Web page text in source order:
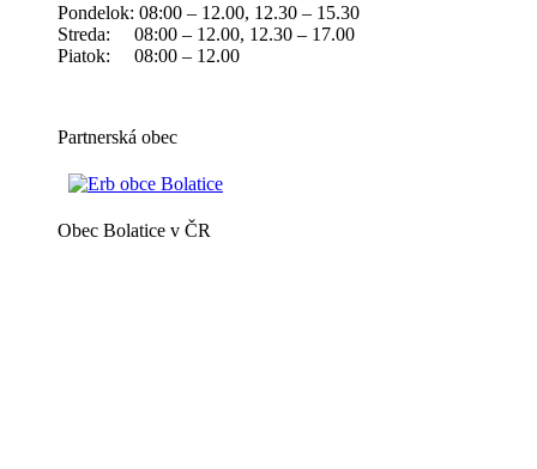
Pondelok: 08:00 – 12.00, 12.30 – 15.30
Streda: 08:00 – 12.00, 12.30 – 17.00
Piatok: 08:00 – 12.00
Partnerská obec
Obec Bolatice v ČR